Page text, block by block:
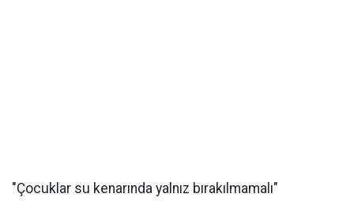
"Çocuklar su kenarında yalnız bırakılmamalı"